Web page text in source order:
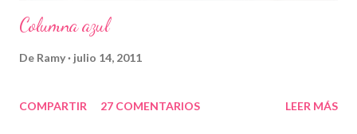
Columna azul
De Ramy julio 14, 2011
COMPARTIR 27 COMENTARIOS LEER MÁS